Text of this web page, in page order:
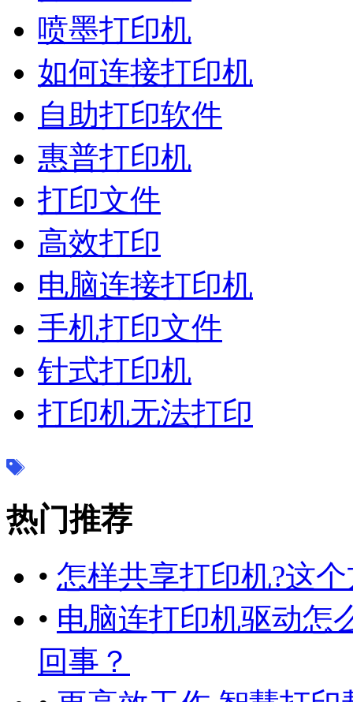
喷墨打印机
如何连接打印机
自助打印软件
惠普打印机
打印文件
高效打印
电脑连接打印机
手机打印文件
针式打印机
打印机无法打印
热门推荐
• 怎样共享打印机?这
• 电脑连打印机驱动怎
回事？